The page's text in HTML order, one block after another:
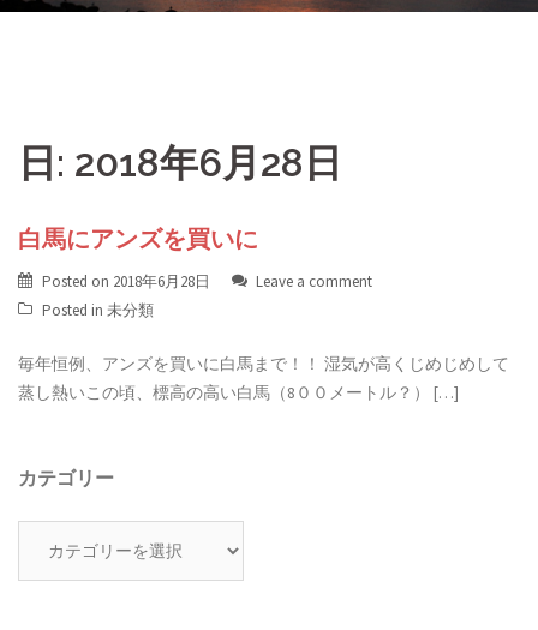
日: 2018年6月28日
白馬にアンズを買いに
Posted on 2018年6月28日
Leave a comment
Posted in 未分類
毎年恒例、アンズを買いに白馬まで！！ 湿気が高くじめじめして
蒸し熱いこの頃、標高の高い白馬（8００メートル？） […]
カテゴリー